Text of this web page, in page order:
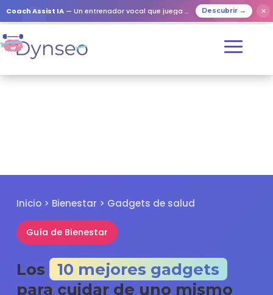
Coach Assist IA — Un entrenador vocal que juega con tus seres queridos Descubrir → ✕
Inicio > Bienestar > Gadgets de salud
Guía de Bienestar
Los
10 mejores gadgets
para cuidar de uno mismo